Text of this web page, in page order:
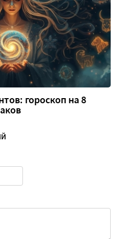
гороскоп на 8